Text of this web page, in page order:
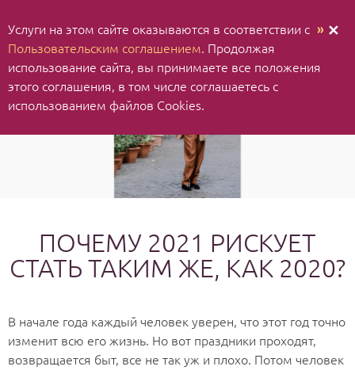
ПОЧЕМУ 2021 РИСКУЕТ
СТАТЬ ТАКИМ ЖЕ, КАК 2020?
В начале года каждый человек уверен, что этот год точно
изменит всю его жизнь. Но вот праздники проходят,
возвращается быт, все не так уж и плохо. Потом человек
Услуги на этом сайте оказываются в соответствии с »
Пользовательским соглашением. Продолжая
использование cайта, вы принимаете все положения
этого соглашения, в том числе соглашаетесь с
использованием файлов Cookies.
✕